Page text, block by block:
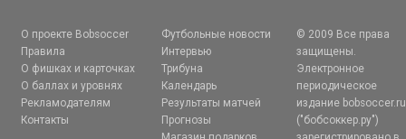
О проекте Bobsoccer
Правила
О фишках и карточках
О баллах и уровнях
Рекламодателям
Контакты
Футбольные новости
Интервью
Трибуна
Календарь
Результаты матчей
Прогнозы
© 2009 Все права
защищены.
Электронное
периодическое
издание bobsoccer.ru
("бобсоккер.ру")